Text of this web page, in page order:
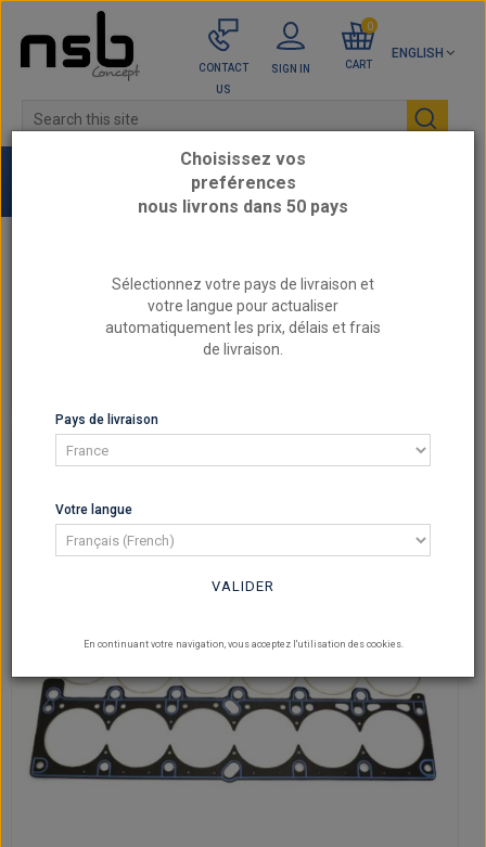
ENGLISH
CONTACT
US
SIGN IN CART
0
2.5L 12v - M20B25
Gasket Cylinder head reinforced BMW 325i E30
525i E34 M20B25
Choisissez vos
preférences
nous livrons dans 50 pays
Sélectionnez votre pays de livraison et
votre langue pour actualiser
automatiquement les prix, délais et frais
de livraison.
Pays de livraison
Votre langue
VALIDER
En continuant votre navigation, vous acceptez l'utilisation des cookies.